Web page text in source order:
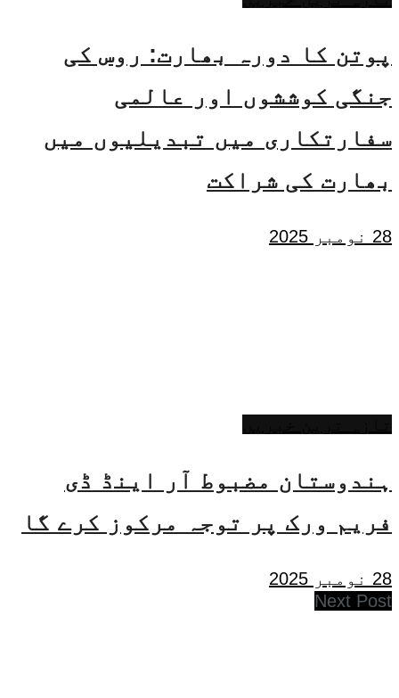
پوتن کا دورہ بھارت: روس کی
جنگی کوششوں اور عالمی
سفارتکاری میں تبدیلیوں میں
بھارت کی شراکت
28 نومبر 2025
ہندوستان مضبوط آر اینڈ ڈی
فریم ورک پر توجہ مرکوز کرے گا
28 نومبر 2025
Next Post